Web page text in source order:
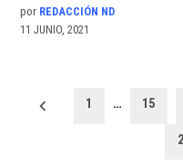
por REDACCIÓN ND
11 JUNIO, 2021
Paginación
1 … 15